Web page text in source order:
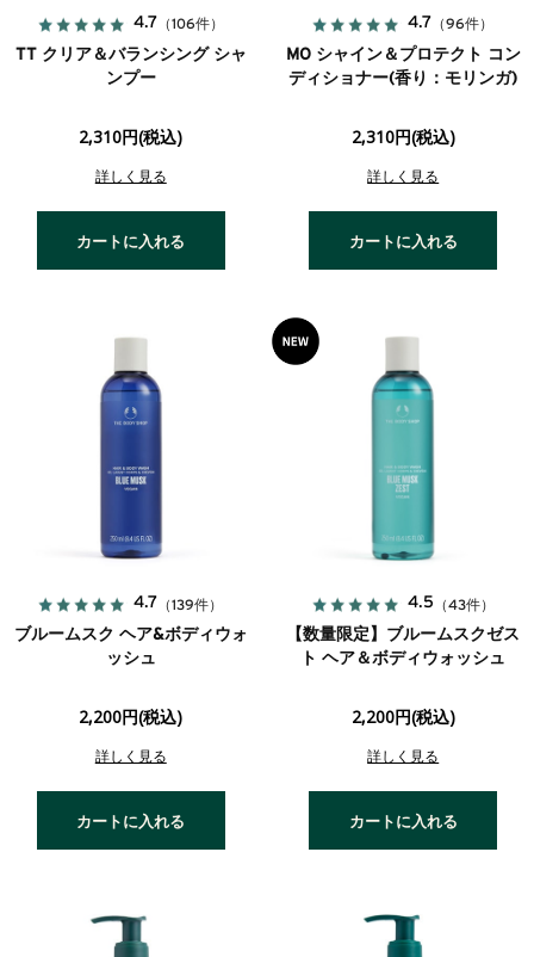
4.7 （106件）
TT クリア＆バランシング シャ
ンプー
2,310円(税込)
詳しく見る
カートに入れる
4.7 （96件）
MO シャイン＆プロテクト コン
ディショナー(香り：モリンガ)
2,310円(税込)
詳しく見る
カートに入れる
4.7 （139件）
ブルームスク ヘア&ボディウォ
ッシュ
2,200円(税込)
詳しく見る
カートに入れる
4.5 （43件）
【数量限定】ブルームスクゼス
ト ヘア＆ボディウォッシュ
2,200円(税込)
詳しく見る
カートに入れる